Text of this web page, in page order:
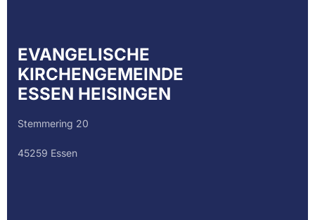
EVANGELISCHE
KIRCHENGEMEINDE
ESSEN HEISINGEN
Stemmering 20
45259 Essen